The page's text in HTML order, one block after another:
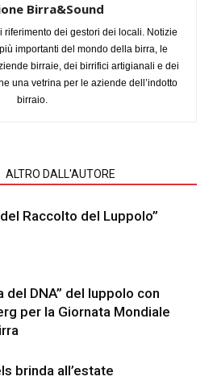
Birra&Sound
riferimento dei gestori dei locali. Notizie
importanti del mondo della birra, le
birraie, dei birrifici artigianali e dei
una vetrina per le aziende dell’indotto
birraio.
ALTRO DALL'AUTORE
Raccolto del Luppolo”
del DNA” del luppolo con
per la Giornata Mondiale
brinda all’estate